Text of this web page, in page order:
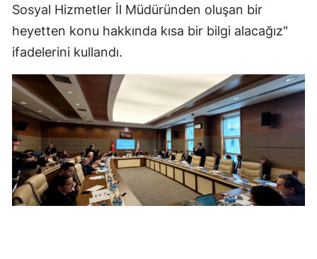
Muğla
Muş
Niğde
Ordu
Sosyal Hizmetler İl Müdüründen oluşan bir
heyetten konu hakkında kısa bir bilgi alacağız"
ifadelerini kullandı.